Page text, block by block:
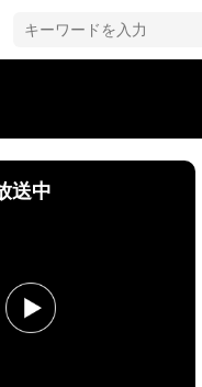
歩き」ファンうっとり／麻
送中